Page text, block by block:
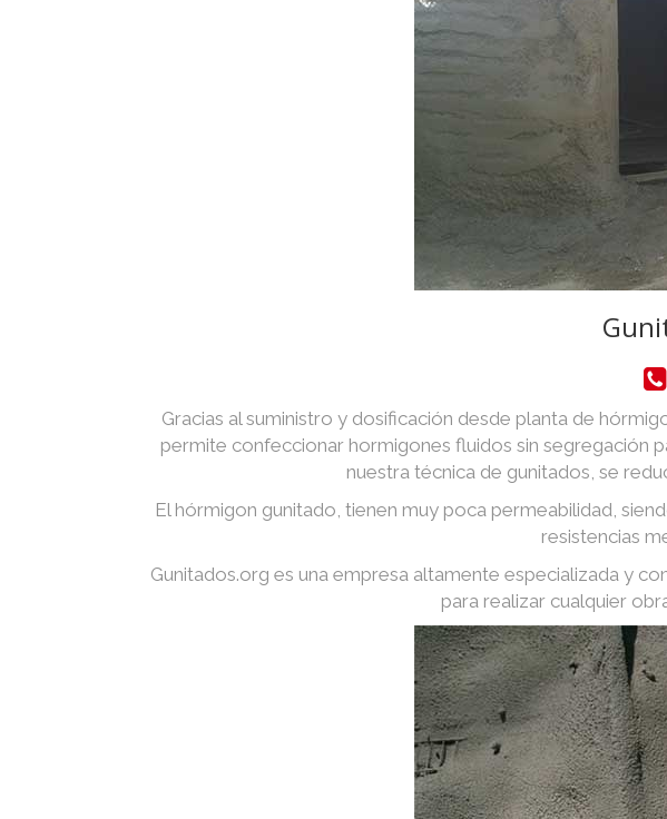
Gracias al suministro y dosificación desde planta de
permite confeccionar hormigones fluidos sin segregación
nuestra técnica de gunitados, se
El hórmigon gunitado, tienen muy poca permeabilidad,
resistencias
Gunitados.org es una empresa altamente especializada y
para realizar cualquier